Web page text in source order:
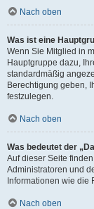
Nach oben
Was ist eine
Wenn Sie Mitglied in
Hauptgruppe dazu,
standardmäßig
Berechtigung geben,
festzulegen.
Nach oben
Was bedeutet der
Auf dieser Seite
Administratoren und
Informationen wie die
Nach oben